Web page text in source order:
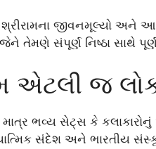
જીવનમૂલ્યો અને
તેમણે સંપૂર્ણ નિષ્ઠા સાથે
જ
માત્ર ભવ્ય સેટ્સ કે
સંદેશ અને ભારતીય